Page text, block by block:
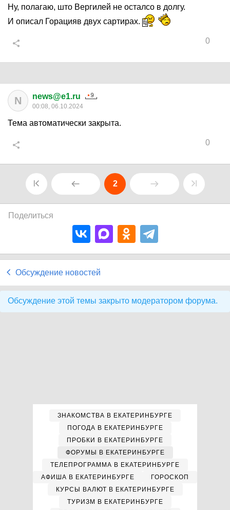
Ну, полагаю, што Вергилей не осталсо в долгу.
И описал Горацияв двух сартирах.
0
N news@e1.ru
00:08, 06.10.2024
Тема автоматически закрыта.
0
2
Поделиться
Обсуждение новостей
Обсуждение этой темы закрыто модератором форума.
ЗНАКОМСТВА В ЕКАТЕРИНБУРГЕ
ПОГОДА В ЕКАТЕРИНБУРГЕ
ПРОБКИ В ЕКАТЕРИНБУРГЕ
ФОРУМЫ В ЕКАТЕРИНБУРГЕ
ТЕЛЕПРОГРАММА В ЕКАТЕРИНБУРГЕ
АФИША В ЕКАТЕРИНБУРГЕ
ГОРОСКОП
КУРСЫ ВАЛЮТ В ЕКАТЕРИНБУРГЕ
ТУРИЗМ В ЕКАТЕРИНБУРГЕ